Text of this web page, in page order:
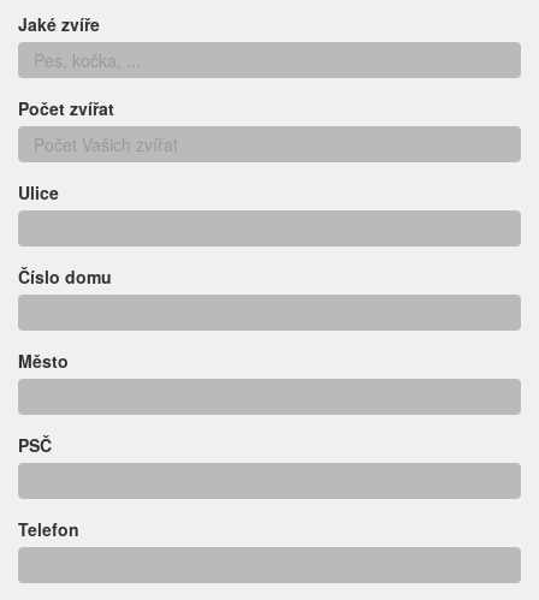
Jaké zvíře
Počet zvířat
Ulice
Číslo domu
Město
PSČ
Telefon